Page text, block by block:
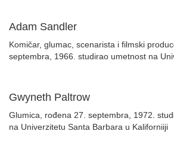
Adam Sandler
Komičar, glumac, scenarista i filmski
septembra, 1966. studirao umetnost na
Gwyneth Paltrow
Glumica, rođena 27. septembra, 1972.
na Univerzitetu Santa Barbara u Kaliforniiji